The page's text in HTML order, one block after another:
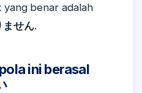
yang benar adalah
ません.
ini berasal